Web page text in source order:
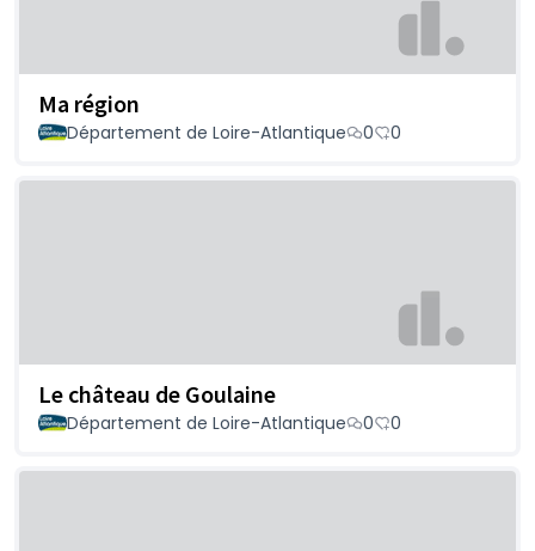
Ma région
Département de Loire-Atlantique 0 0
Le château de Goulaine
Département de Loire-Atlantique 0 0